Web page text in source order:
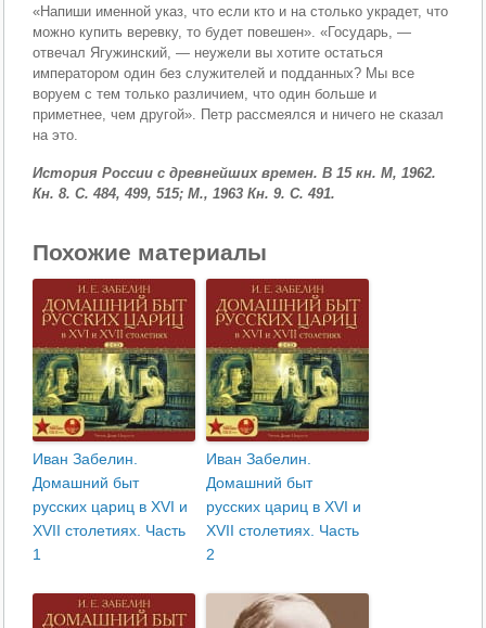
«Напиши именной указ, что если кто и на столько украдет, что
можно купить веревку, то будет повешен». «Государь, —
отвечал Ягужинский, — неуже­ли вы хотите остаться
императором один без служителей и подданных? Мы все
воруем с тем только различием, что один больше и
приметнее, чем другой». Петр рас­смеялся и ничего не сказал
на это.
История России с древнейших времен. В 15 кн. М, 1962.
Кн. 8. С. 484, 499, 515; М., 1963 Кн. 9. С. 491.
Похожие материалы
Иван Забелин.
Домашний быт
русских цариц в XVI и
XVII столетиях. Часть
1
Иван Забелин.
Домашний быт
русских цариц в XVI и
XVII столетиях. Часть
2